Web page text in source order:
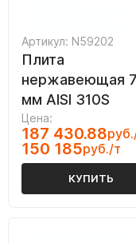
Артикул: N59202
Плита
нержавеющая
мм AISI 310S
Цена:
187 430.88
150 185руб./т
КУПИТЬ